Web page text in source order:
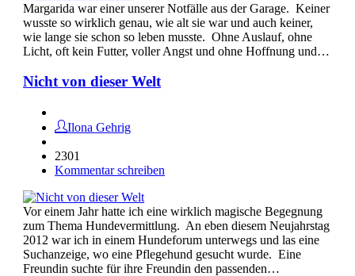
Margarida war einer unserer Notfälle aus der Garage. Keiner
wusste so wirklich genau, wie alt sie war und auch keiner,
wie lange sie schon so leben musste. Ohne Auslauf, ohne
Licht, oft kein Futter, voller Angst und ohne Hoffnung und…
Nicht von dieser Welt
Ilona Gehrig
2301
Kommentar schreiben
Vor einem Jahr hatte ich eine wirklich magische Begegnung
zum Thema Hundevermittlung. An eben diesem Neujahrstag
2012 war ich in einem Hundeforum unterwegs und las eine
Suchanzeige, wo eine Pflegehund gesucht wurde. Eine
Freundin suchte für ihre Freundin den passenden…